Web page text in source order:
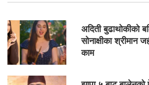
अदिती बुढाथोकीको
सोनाक्षीका श्रीमान
काम